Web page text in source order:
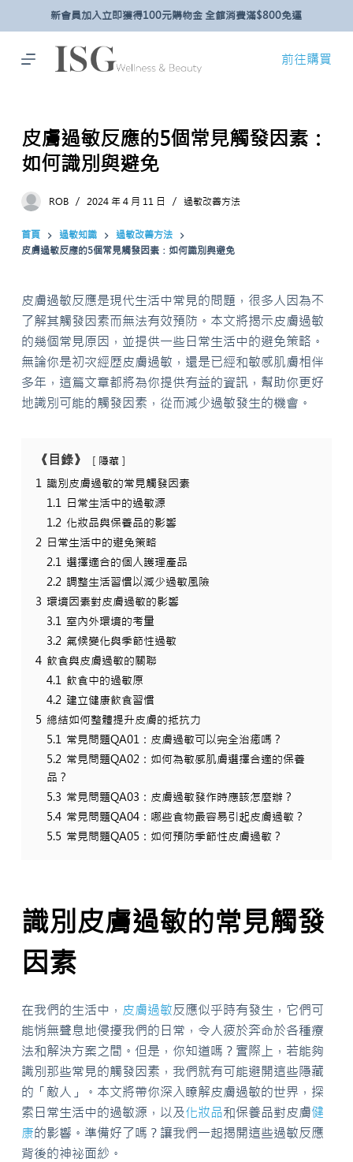
主
新會員加入立即獲得100元購物金 全館消費滿$800免運
前往購買
皮膚過敏反應的5個常見觸發因素：
如何識別與避免
ROB 2024 年 4 月 11 日 過敏改善方法
首頁 過敏知識
過敏改善方法
皮膚過敏反應的5個常見觸發因素：如何識別與避免
皮膚過敏反應是現代生活中常見的問題，很多人因為不
了解其觸發因素而無法有效預防。本文將揭示皮膚過敏
的幾個常見原因，並提供一些日常生活中的避免策略。
無論你是初次經歷皮膚過敏，還是已經和敏感肌膚相伴
多年，這篇文章都將為你提供有益的資訊，幫助你更好
地識別可能的觸發因素，從而減少過敏發生的機會。
《目錄》 隱藏
1 識別皮膚過敏的常見觸發因素
1.1
日常生活中的過敏源
1.2 化妝品與保養品的影響
2 日常生活中的避免策略
2.1 選擇適合的個人護理產品
2.2 調整生活習慣以減少過敏風險
3 環境因素對皮膚過敏的影響
3.1 室內外環境的考量
3.2 氣候變化與季節性過敏
4 飲食與皮膚過敏的關聯
4.1 飲食中的過敏原
4.2 建立健康飲食習慣
5 總結如何整體提升皮膚的抵抗力
5.1 常見問題QA01：皮膚過敏可以完全治癒嗎？
5.2 常見問題QA02：如何為敏感肌膚選擇合適的保養
品？
5.3 常見問題QA03：皮膚過敏發作時應該怎麼辦？
5.4 常見問題QA04：哪些食物最容易引起皮膚過敏？
5.5 常見問題QA05：如何預防季節性皮膚過敏？
識別皮膚過敏的常見觸發
因素
在我們的生活中， 皮膚過敏反應似乎時有發生，它們可
能悄無聲息地侵擾我們的日常，令人疲於奔命於各種療
法和解決方案之間。但是，你知道嗎？實際上，若能夠
識別那些常見的觸發因素，我們就有可能避開這些隱藏
的「敵人」。本文將帶你深入瞭解皮膚過敏的世界，探
索日常生活中的過敏源，以及化妝品和保養品對皮膚健
康的影響。準備好了嗎？讓我們一起揭開這些過敏反應
背後的神祕面紗。